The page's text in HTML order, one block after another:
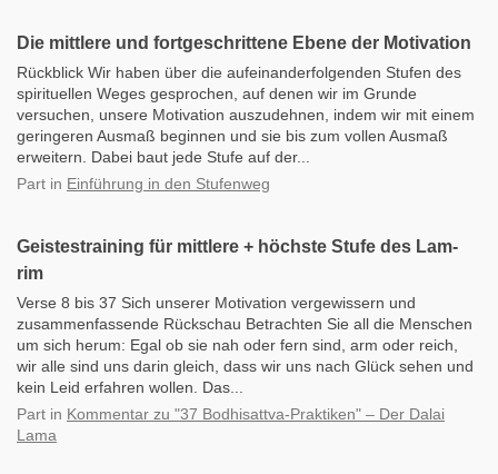
Die mittlere und fortgeschrittene Ebene der Motivation
Rückblick Wir haben über die aufeinanderfolgenden Stufen des
spirituellen Weges gesprochen, auf denen wir im Grunde
versuchen, unsere Motivation auszudehnen, indem wir mit einem
geringeren Ausmaß beginnen und sie bis zum vollen Ausmaß
erweitern. Dabei baut jede Stufe auf der...
Part in Einführung in den Stufenweg
Geistestraining für mittlere + höchste Stufe des Lam-
rim
Verse 8 bis 37 Sich unserer Motivation vergewissern und
zusammenfassende Rückschau Betrachten Sie all die Menschen
um sich herum: Egal ob sie nah oder fern sind, arm oder reich,
wir alle sind uns darin gleich, dass wir uns nach Glück sehen und
kein Leid erfahren wollen. Das...
Part in Kommentar zu "37 Bodhisattva-Praktiken" – Der Dalai
Lama